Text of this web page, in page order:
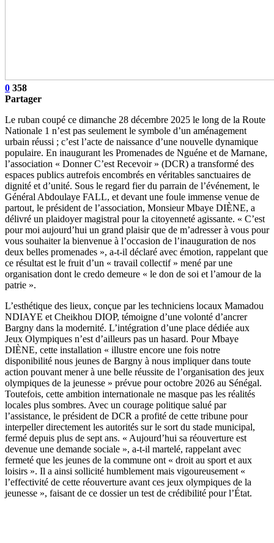
0 358
Partager
Le ruban coupé ce dimanche 28 décembre 2025 le long de la Route
Nationale 1 n’est pas seulement le symbole d’un aménagement
urbain réussi ; c’est l’acte de naissance d’une nouvelle dynamique
populaire. En inaugurant les Promenades de Nguéne et de Marnane,
l’association « Donner C’est Recevoir » (DCR) a transformé des
espaces publics autrefois encombrés en véritables sanctuaires de
dignité et d’unité. Sous le regard fier du parrain de l’événement, le
Général Abdoulaye FALL, et devant une foule immense venue de
partout, le président de l’association, Monsieur Mbaye DIÈNE, a
délivré un plaidoyer magistral pour la citoyenneté agissante. « C’est
pour moi aujourd’hui un grand plaisir que de m’adresser à vous pour
vous souhaiter la bienvenue à l’occasion de l’inauguration de nos
deux belles promenades », a-t-il déclaré avec émotion, rappelant que
ce résultat est le fruit d’un « travail collectif » mené par une
organisation dont le credo demeure « le don de soi et l’amour de la
patrie ».
L’esthétique des lieux, conçue par les techniciens locaux Mamadou
NDIAYE et Cheikhou DIOP, témoigne d’une volonté d’ancrer
Bargny dans la modernité. L’intégration d’une place dédiée aux
Jeux Olympiques n’est d’ailleurs pas un hasard. Pour Mbaye
DIÈNE, cette installation « illustre encore une fois notre
disponibilité nous jeunes de Bargny à nous impliquer dans toute
action pouvant mener à une belle réussite de l’organisation des jeux
olympiques de la jeunesse » prévue pour octobre 2026 au Sénégal.
Toutefois, cette ambition internationale ne masque pas les réalités
locales plus sombres. Avec un courage politique salué par
l’assistance, le président de DCR a profité de cette tribune pour
interpeller directement les autorités sur le sort du stade municipal,
fermé depuis plus de sept ans. « Aujourd’hui sa réouverture est
devenue une demande sociale », a-t-il martelé, rappelant avec
fermeté que les jeunes de la commune ont « droit au sport et aux
loisirs ». Il a ainsi sollicité humblement mais vigoureusement «
l’effectivité de cette réouverture avant ces jeux olympiques de la
jeunesse », faisant de ce dossier un test de crédibilité pour l’État.